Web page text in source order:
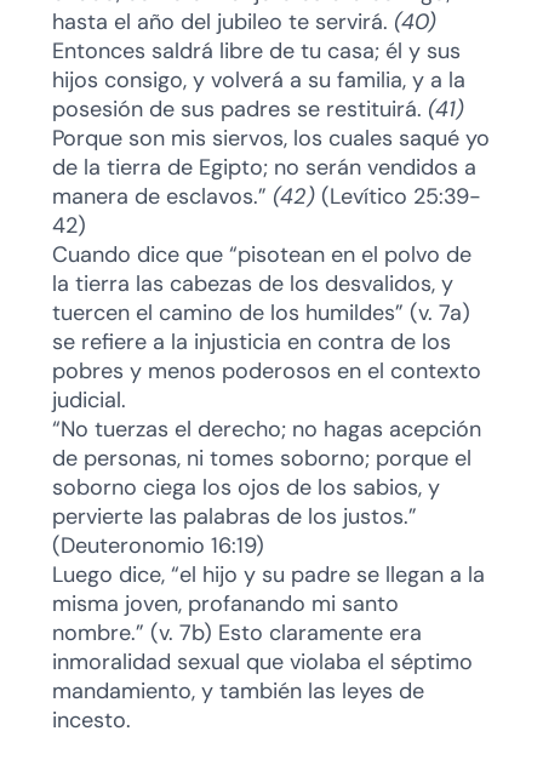
hasta el año del jubileo te servirá. (40)
Entonces saldrá libre de tu casa; él y sus
hijos consigo, y volverá a su familia, y a la
posesión de sus padres se restituirá. (41)
Porque son mis siervos, los cuales saqué yo
de la tierra de Egipto; no serán vendidos a
manera de esclavos.” (42)(Levítico 25:39-
42)
Cuando dice que “pisotean en el polvo de
la tierra las cabezas de los desvalidos, y
tuercen el camino de los humildes” (v. 7a)
se refiere a la injusticia en contra de los
pobres y menos poderosos en el contexto
judicial.
“No tuerzas el derecho; no hagas acepción
de personas, ni tomes soborno; porque el
soborno ciega los ojos de los sabios, y
pervierte las palabras de los justos.”
(Deuteronomio 16:19)
Luego dice, “el hijo y su padre se llegan a la
misma joven, profanando mi santo
nombre.” (v. 7b) Esto claramente era
inmoralidad sexual que violaba el séptimo
mandamiento, y también las leyes de
incesto.